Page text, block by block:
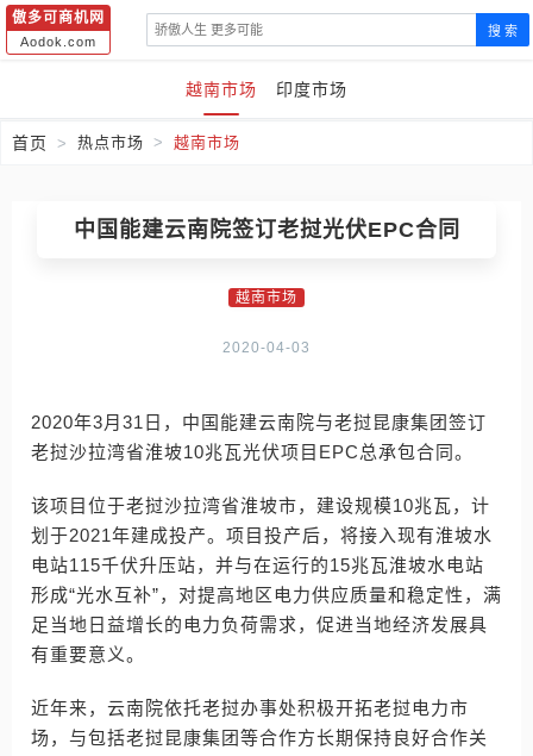
傲多可商机网
Aodok.com
搜 索
越南市场 印度市场
首页 热点市场 越南市场
中国能建云南院签订老挝光伏EPC合同
越南市场
2020-04-03
2020年3月31日，中国能建云南院与老挝昆康集团签订
老挝沙拉湾省淮坡10兆瓦光伏项目EPC总承包合同。
该项目位于老挝沙拉湾省淮坡市，建设规模10兆瓦，计
划于2021年建成投产。项目投产后，将接入现有淮坡水
电站115千伏升压站，并与在运行的15兆瓦淮坡水电站
形成“光水互补”，对提高地区电力供应质量和稳定性，满
足当地日益增长的电力负荷需求，促进当地经济发展具
有重要意义。
近年来，云南院依托老挝办事处积极开拓老挝电力市
场，与包括老挝昆康集团等合作方长期保持良好合作关